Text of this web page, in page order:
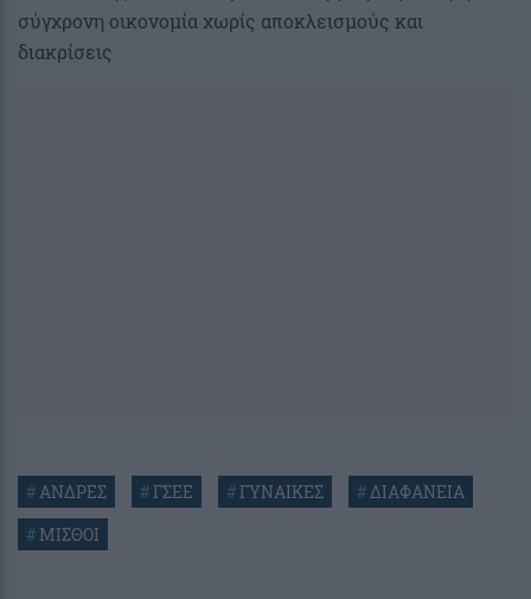
σύγχρονη οικονομία χωρίς αποκλεισμούς και
διακρίσεις
#ΑΝΔΡΕΣ #ΓΣΕΕ #ΓΥΝΑΙΚΕΣ #ΔΙΑΦΑΝΕΙΑ
# ΜΙΣΘΟΙ